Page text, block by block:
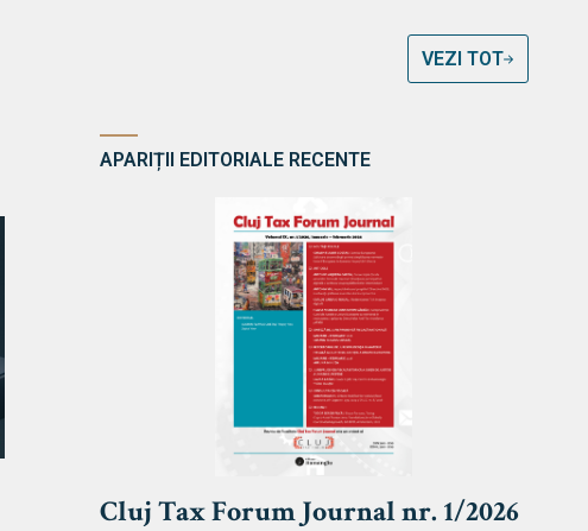
VEZI TOT
APARIȚII EDITORIALE RECENTE
Cluj Tax Forum Journal nr. 1/2026